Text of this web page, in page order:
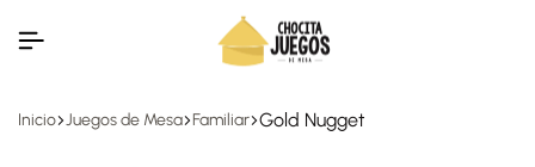
Inicio Juegos de Mesa Familiar Gold Nugget